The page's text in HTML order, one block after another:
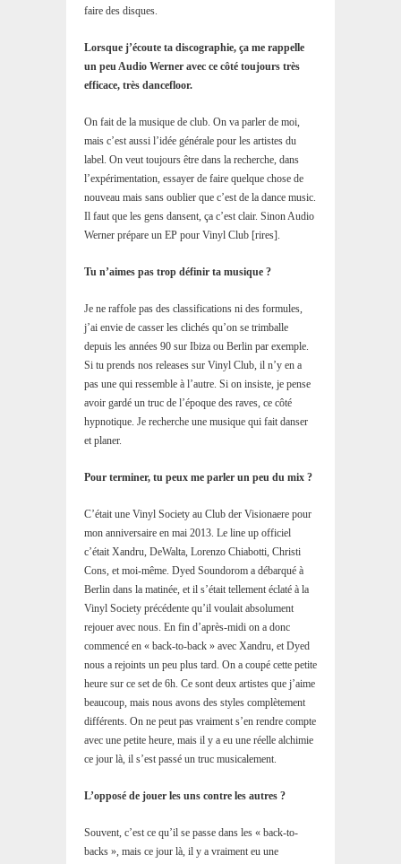
faire des disques.
Lorsque j’écoute ta discographie, ça me rappelle
un peu Audio Werner avec ce côté toujours très
efficace, très dancefloor.
On fait de la musique de club. On va parler de moi,
mais c’est aussi l’idée générale pour les artistes du
label. On veut toujours être dans la recherche, dans
l’expérimentation, essayer de faire quelque chose de
nouveau mais sans oublier que c’est de la dance music.
Il faut que les gens dansent, ça c’est clair. Sinon Audio
Werner prépare un EP pour Vinyl Club [rires].
Tu n’aimes pas trop définir ta musique ?
Je ne raffole pas des classifications ni des formules,
j’ai envie de casser les clichés qu’on se trimballe
depuis les années 90 sur Ibiza ou Berlin par exemple.
Si tu prends nos releases sur Vinyl Club, il n’y en a
pas une qui ressemble à l’autre. Si on insiste, je pense
avoir gardé un truc de l’époque des raves, ce côté
hypnotique. Je recherche une musique qui fait danser
et planer.
Pour terminer, tu peux me parler un peu du mix ?
C’était une Vinyl Society au Club der Visionaere pour
mon anniversaire en mai 2013. Le line up officiel
c’était Xandru, DeWalta, Lorenzo Chiabotti, Christi
Cons, et moi-même. Dyed Soundorom a débarqué à
Berlin dans la matinée, et il s’était tellement éclaté à la
Vinyl Society précédente qu’il voulait absolument
rejouer avec nous. En fin d’après-midi on a donc
commencé en « back-to-back » avec Xandru, et Dyed
nous a rejoints un peu plus tard. On a coupé cette petite
heure sur ce set de 6h. Ce sont deux artistes que j’aime
beaucoup, mais nous avons des styles complètement
différents. On ne peut pas vraiment s’en rendre compte
avec une petite heure, mais il y a eu une réelle alchimie
ce jour là, il s’est passé un truc musicalement.
L’opposé de jouer les uns contre les autres ?
Souvent, c’est ce qu’il se passe dans les « back-to-
backs », mais ce jour là, il y a vraiment eu une